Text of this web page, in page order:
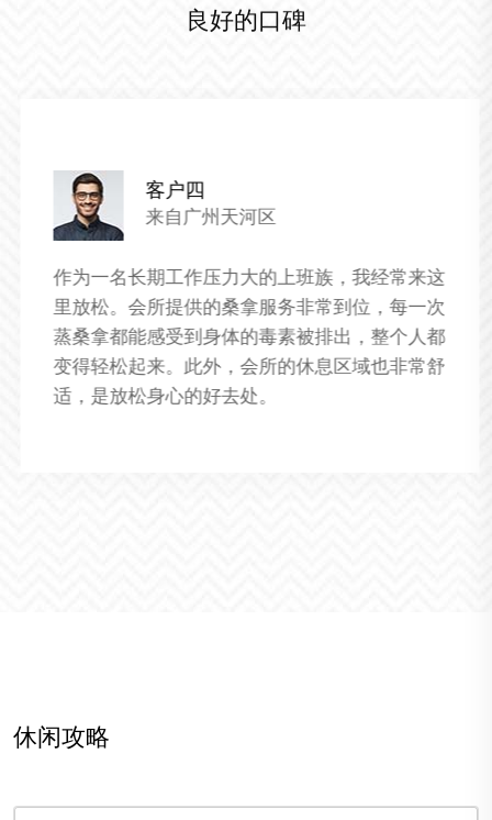
良好的口碑
客户五
来自广州天河区
我对于这家养生桑拿会所的服务非常满意。这里
的技师们都经过专业的培训，服务非常到位。我
特别喜欢这里的个性化服务，每次来都能享受到
不同的养生项目，让我的身体得到了全面的放松
和恢复。
休闲攻略